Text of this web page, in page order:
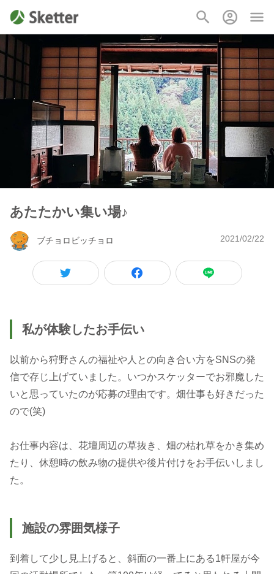
あたたかい集い場♪
ブチョロビッチョロ 2021/02/22
私が体験したお手伝い
以前から狩野さんの福祉や人との向き合い方をSNSの発
信で存じ上げていました。いつかスケッターでお邪魔した
いと思っていたのが応募の理由です。畑仕事も好きだった
ので(笑)
お仕事内容は、花壇周辺の草抜き、畑の枯れ草をかき集め
たり、休憩時の飲み物の提供や後片付けをお手伝いしまし
た。
施設の雰囲気様子
到着して少し見上げると、斜面の一番上にある1軒屋が今